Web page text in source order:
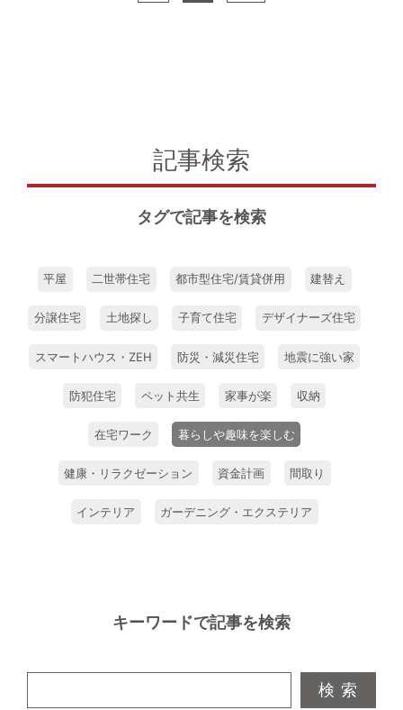
記事検索
タグで記事を検索
平屋 二世帯住宅 都市型住宅/賃貸併用 建替え
分譲住宅 土地探し 子育て住宅 デザイナーズ住宅
スマートハウス・ZEH 防災・減災住宅 地震に強い家
防犯住宅 ペット共生 家事が楽 収納
在宅ワーク 暮らしや趣味を楽しむ
健康・リラクゼーション 資金計画 間取り
インテリア ガーデニング・エクステリア
キーワードで記事を検索
検 索